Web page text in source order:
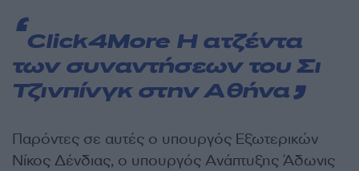
Click4More Η ατζέντα
των συναντήσεων του Σι
Τζινπίνγκ στην Αθήνα
Παρόντες σε αυτές ο υπουργός Εξωτερικών
Νίκος Δένδιας, ο υπουργός Ανάπτυξης Άδωνις